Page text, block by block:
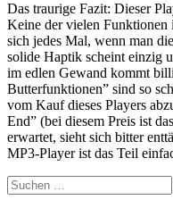
Das traurige Fazit: Dieser
Keine der vielen Funktionen
sich jedes Mal, wenn man
solide Haptik scheint einzig
im edlen Gewand kommt
Butterfunktionen” sind so
vom Kauf dieses Players
End” (bei diesem Preis ist
erwartet, sieht sich bitter
MP3-Player ist das Teil
Suche
nach: